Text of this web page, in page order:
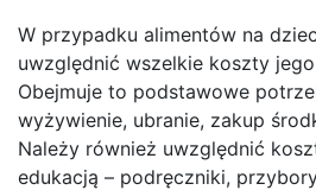
W przypadku alimentów na
uwzględnić wszelkie koszty
Obejmuje to podstawowe
wyżywienie, ubranie, zakup
Należy również uwzględnić
edukacją – podręczniki,